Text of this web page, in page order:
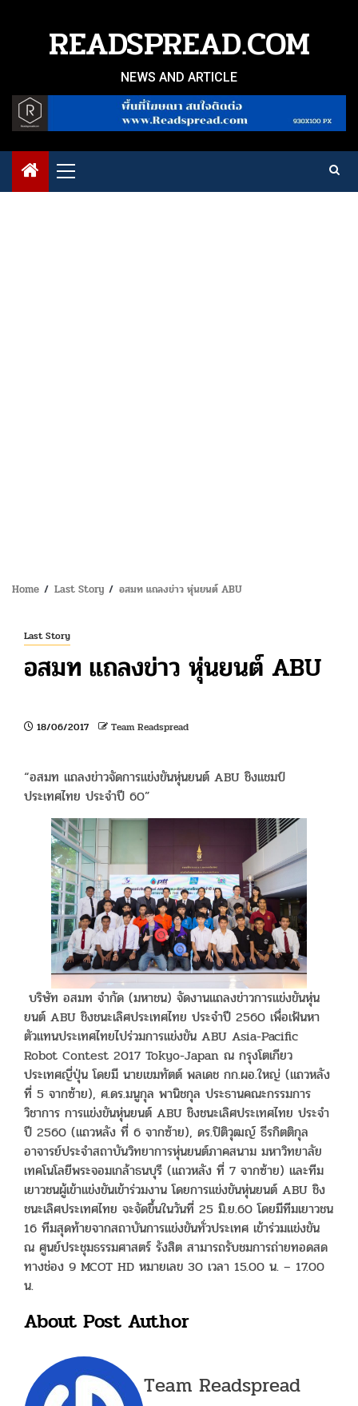
READSPREAD.COM
NEWS AND ARTICLE
Primary
Menu
Home Last Story อสมท แถลงข่าว หุ่นยนต์ ABU
Last Story
อสมท แถลงข่าว หุ่นยนต์ ABU
18/06/2017 Team Readspread
“อสมท แถลงข่าวจัดการแข่งขันหุ่นยนต์ ABU ชิงแชมป์
ประเทศไทย ประจำปี 60”
บริษัท อสมท จำกัด (มหาชน) จัดงานแถลงข่าวการแข่งขันหุ่น
ยนต์ ABU ชิงชนะเลิศประเทศไทย ประจำปี 2560 เพื่อเฟ้นหา
ตัวแทนประเทศไทยไปร่วมการแข่งขัน ABU Asia-Pacific
Robot Contest 2017 Tokyo-Japan ณ กรุงโตเกียว
ประเทศญี่ปุ่น โดยมี นายเขมทัตต์ พลเดช กก.ผอ.ใหญ่ (แถวหลัง
ที่ 5 จากซ้าย), ศ.ดร.มนูกุล พานิชกุล ประธานคณะกรรมการ
วิชาการ การแข่งขันหุ่นยนต์ ABU ชิงชนะเลิศประเทศไทย ประจำ
ปี 2560 (แถวหลัง ที่ 6 จากซ้าย), ดร.ปิติวุฒญ์ ธีรกิตติกุล
อาจารย์ประจำสถาบันวิทยาการหุ่นยนต์ภาคสนาม มหาวิทยาลัย
เทคโนโลยีพระจอมเกล้าธนบุรี (แถวหลัง ที่ 7 จากซ้าย) และทีม
เยาวชนผู้เข้าแข่งขันเข้าร่วมงาน โดยการแข่งขันหุ่นยนต์ ABU ชิง
ชนะเลิศประเทศไทย จะจัดขึ้นในวันที่ 25 มิ.ย.60 โดยมีทีมเยาวชน
16 ทีมสุดท้ายจากสถาบันการแข่งขันทั่วประเทศ เข้าร่วมแข่งขัน
ณ ศูนย์ประชุมธรรมศาสตร์ รังสิต สามารถรับชมการถ่ายทอดสด
ทางช่อง 9 MCOT HD หมายเลข 30 เวลา 15.00 น. – 17.00
น.
About Post Author
Team Readspread